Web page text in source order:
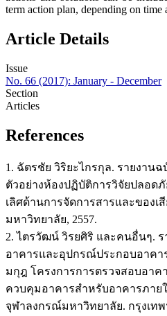
term action plan, depending on time
Article Details
Issue
No. 66 (2017): January - December
Section
Articles
References
1. ฉัตรชัย วิริยะไกรกุล. รายงา
ตัวอย่างห้องปฏิบัติการวิจัยปลอด
เลิศด้านการจัดการสารและของ
มหาวิทยาลัย, 2557.
2. ไตรวัฒน์ วิรยศิริ และคนอื่นๆ.
อาคารและอุปกรณ์ประกอบอาคา
มกุฎ โครงการการตรวจสอบอาค
ควบคุมอาคารสำหรับอาคารภาย
จุฬาลงกรณ์มหาวิทยาลัย. กรุงเท